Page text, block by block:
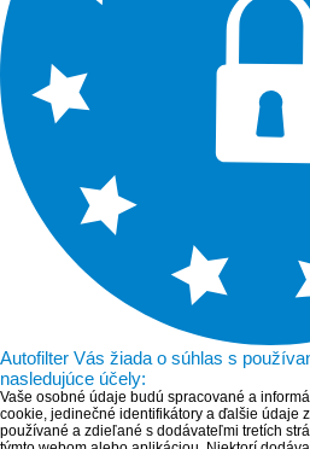
Autofilter Vás žiada o súhlas s
nasledujúce účely:
Vaše osobné údaje budú spracované a
cookie, jedinečné identifikátory a ďalšie údaje
používané a zdieľané s dodávateľmi tretích